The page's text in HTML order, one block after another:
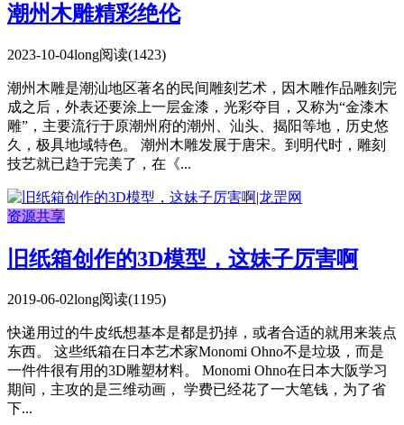
潮州木雕精彩绝伦
2023-10-04long阅读(1423)
潮州木雕是潮汕地区著名的民间雕刻艺术，因木雕作品雕刻完
成之后，外表还要涂上一层金漆，光彩夺目，又称为“金漆木
雕”，主要流行于原潮州府的潮州、汕头、揭阳等地，历史悠
久，极具地域特色。 潮州木雕发展于唐宋。到明代时，雕刻
技艺就已趋于完美了，在《...
资源共享
旧纸箱创作的3D模型，这妹子厉害啊
2019-06-02long阅读(1195)
快递用过的牛皮纸想基本是都是扔掉，或者合适的就用来装点
东西。 这些纸箱在日本艺术家Monomi Ohno不是垃圾，而是
一件件很有用的3D雕塑材料。 Monomi Ohno在日本大阪学习
期间，主攻的是三维动画， 学费已经花了一大笔钱，为了省
下...